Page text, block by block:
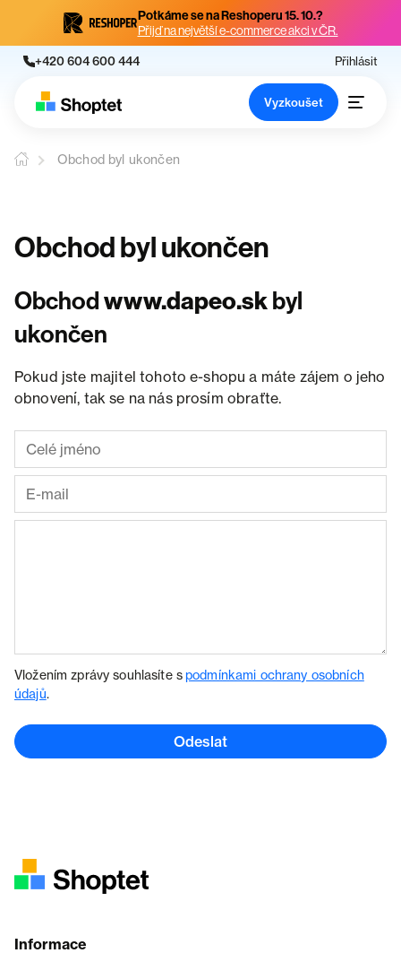
Potkáme se na Reshoperu 15. 10.?
Přijď na největší e-commerce akci v ČR.
+420 604 600 444 Přihlásit
Vyzkoušet
Obchod byl ukončen
Obchod byl ukončen
Obchodwww.dapeo.skbyl
ukončen
Pokud jste majitel tohoto e-shopu a máte zájem o jeho
obnovení, tak se na nás prosím obraťte.
Vložením zprávy souhlasíte spodmínkami ochrany osobních
údajů.
Odeslat
Informace